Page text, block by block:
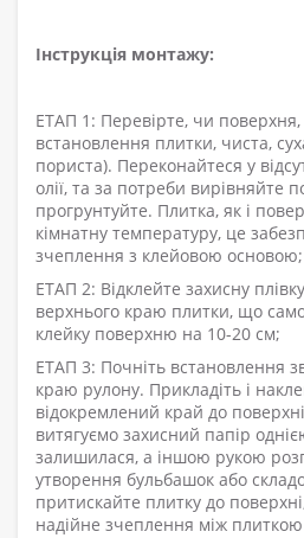
Інструкція монтажу:
ЕТАП 1: Перевірте, чи поверхня,
встановлення плитки, чиста,
пориста). Переконайтеся у
олії, та за потреби вирівняйте
прогрунтуйте. Плитка, як і
кімнатну температуру, це
зчеплення з клейовою основою;
ЕТАП 2: Відклейте захисну
верхнього краю плитки, що
клейку поверхню на 10-20 см;
ЕТАП 3: Почніть встановлення
краю рулону. Прикладіть і
відокремлений край до
витягуємо захисний папір
залишилася, а іншою рукою
утворення бульбашок або
притискайте плитку до
надійне зчеплення між